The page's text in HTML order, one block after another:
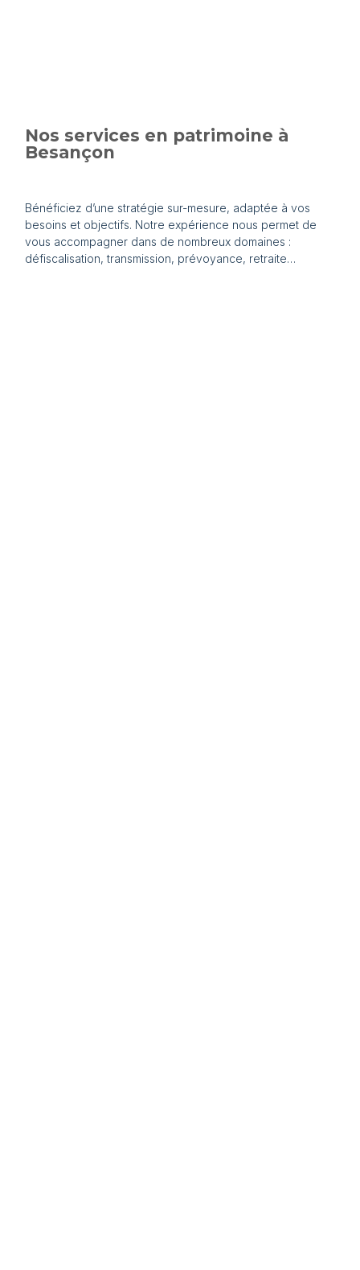
Nos services en patrimoine à
Besançon
Bénéficiez d’une stratégie sur-mesure, adaptée à vos
besoins et objectifs. Notre expérience nous permet de
vous accompagner dans de nombreux domaines :
défiscalisation, transmission, prévoyance, retraite…